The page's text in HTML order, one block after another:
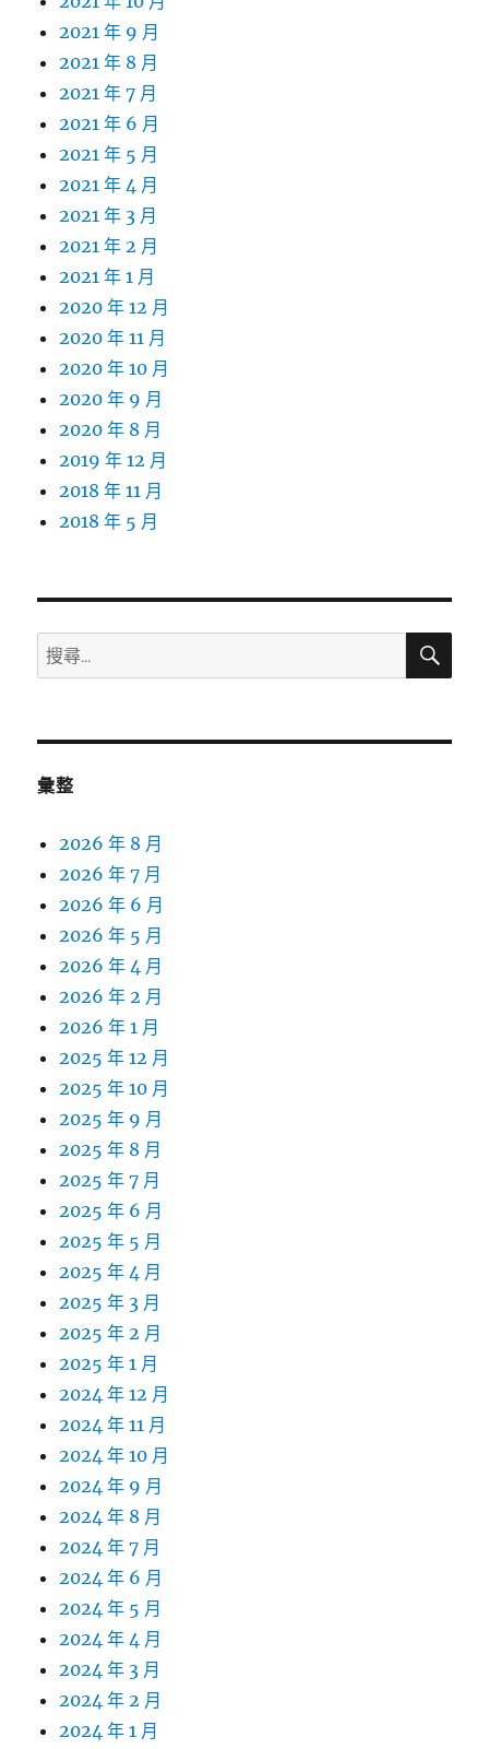
2021 年 9 月
2021 年 8 月
2021 年 7 月
2021 年 6 月
2021 年 5 月
2021 年 4 月
2021 年 3 月
2021 年 2 月
2021 年 1 月
2020 年 12 月
2020 年 11 月
2020 年 10 月
2020 年 9 月
2020 年 8 月
2019 年 12 月
2018 年 11 月
2018 年 5 月
搜
尋
鍵
搜
彙整
2026 年 8 月
2026 年 7 月
2026 年 6 月
2026 年 5 月
2026 年 4 月
2026 年 2 月
2026 年 1 月
2025 年 12 月
2025 年 10 月
2025 年 9 月
2025 年 8 月
2025 年 7 月
2025 年 6 月
2025 年 5 月
2025 年 4 月
2025 年 3 月
2025 年 2 月
2025 年 1 月
2024 年 12 月
2024 年 11 月
2024 年 10 月
2024 年 9 月
2024 年 8 月
2024 年 7 月
2024 年 6 月
2024 年 5 月
2024 年 4 月
2024 年 3 月
2024 年 2 月
2024 年 1 月